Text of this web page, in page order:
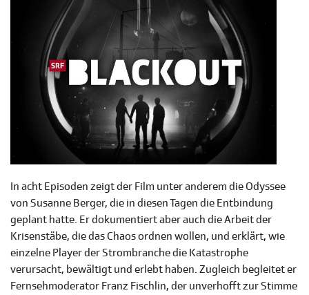
In acht Episoden zeigt der Film unter anderem die Odyssee
von Susanne Berger, die in diesen Tagen die Entbindung
geplant hatte. Er dokumentiert aber auch die Arbeit der
Krisenstäbe, die das Chaos ordnen wollen, und erklärt, wie
einzelne Player der Strombranche die Katastrophe
verursacht, bewältigt und erlebt haben. Zugleich begleitet er
Fernsehmoderator Franz Fischlin, der unverhofft zur Stimme